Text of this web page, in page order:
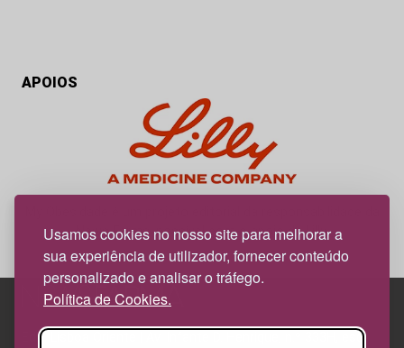
Usamos cookies no nosso site para melhorar a
sua experiência de utilizador, fornecer conteúdo
personalizado e analisar o tráfego.
Política de Cookies.
APOIOS
News Farma, possível com o apoio da Lilly.
Edif. Lisboa Oriente | Av. Infante D. Henrique, n.º 333H, esc.